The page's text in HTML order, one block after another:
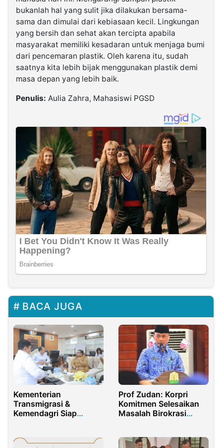
bukanlah hal yang sulit jika dilakukan bersama-
sama dan dimulai dari kebiasaan kecil. Lingkungan
yang bersih dan sehat akan tercipta apabila
masyarakat memiliki kesadaran untuk menjaga bumi
dari pencemaran plastik. Oleh karena itu, sudah
saatnya kita lebih bijak menggunakan plastik demi
masa depan yang lebih baik.
Penulis: Aulia Zahra, Mahasiswi PGSD
BACA JUGA
Kementerian
Transmigrasi &
Kemendagri Siap
Masyarakat
Prof Zudan: Korpri
Komitmen Selesaikan
Masalah Birokrasi